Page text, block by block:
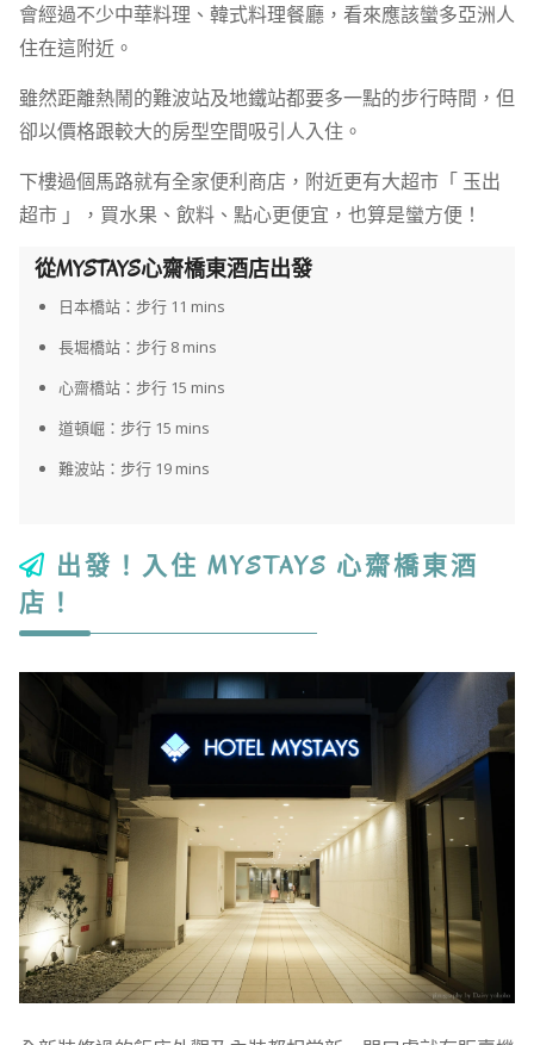
會經過不少中華料理、韓式料理餐廳，看來應該蠻多亞洲人
住在這附近。
雖然距離熱鬧的難波站及地鐵站都要多一點的步行時間，但
卻以價格跟較大的房型空間吸引人入住。
下樓過個馬路就有全家便利商店，附近更有大超市「 玉出
超市 」，買水果、飲料、點心更便宜，也算是蠻方便！
從MYSTAYS心齋橋東酒店出發
日本橋站：步行 11 mins
長堀橋站：步行 8 mins
心齋橋站：步行 15 mins
道頓崛：步行 15 mins
難波站：步行 19 mins
出發！入住 MYSTAYS 心齋橋東酒
店！